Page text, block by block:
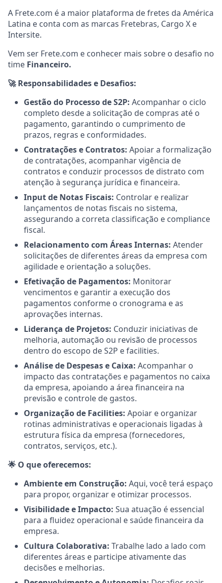
A Frete.com é a maior plataforma de fretes da América
Latina e conta com as marcas Fretebras, Cargo X e
Intersite.
Vem ser Frete.com e conhecer mais sobre o desafio no
time Financeiro.
🚀 Responsabilidades e Desafios:
Gestão do Processo de S2P: Acompanhar o ciclo
completo desde a solicitação de compras até o
pagamento, garantindo o cumprimento de
prazos, regras e conformidades.
Contratações e Contratos: Apoiar a formalização
de contratações, acompanhar vigência de
contratos e conduzir processos de distrato com
atenção à segurança jurídica e financeira.
Input de Notas Fiscais: Controlar e realizar
lançamentos de notas fiscais no sistema,
assegurando a correta classificação e compliance
fiscal.
Relacionamento com Áreas Internas: Atender
solicitações de diferentes áreas da empresa com
agilidade e orientação a soluções.
Efetivação de Pagamentos: Monitorar
vencimentos e garantir a execução dos
pagamentos conforme o cronograma e as
aprovações internas.
Liderança de Projetos: Conduzir iniciativas de
melhoria, automação ou revisão de processos
dentro do escopo de S2P e facilities.
Análise de Despesas e Caixa: Acompanhar o
impacto das contratações e pagamentos no caixa
da empresa, apoiando a área financeira na
previsão e controle de gastos.
Organização de Facilities: Apoiar e organizar
rotinas administrativas e operacionais ligadas à
estrutura física da empresa (fornecedores,
contratos, serviços, etc.).
🌟 O que oferecemos:
Ambiente em Construção: Aqui, você terá espaço
para propor, organizar e otimizar processos.
Visibilidade e Impacto: Sua atuação é essencial
para a fluidez operacional e saúde financeira da
empresa.
Cultura Colaborativa: Trabalhe lado a lado com
diferentes áreas e participe ativamente das
decisões e melhorias.